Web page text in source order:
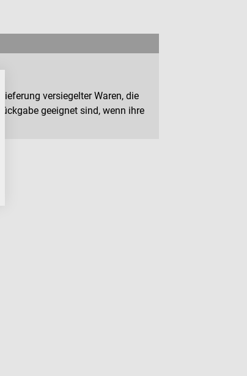
versiegelter Waren, die
geeignet sind, wenn ihre